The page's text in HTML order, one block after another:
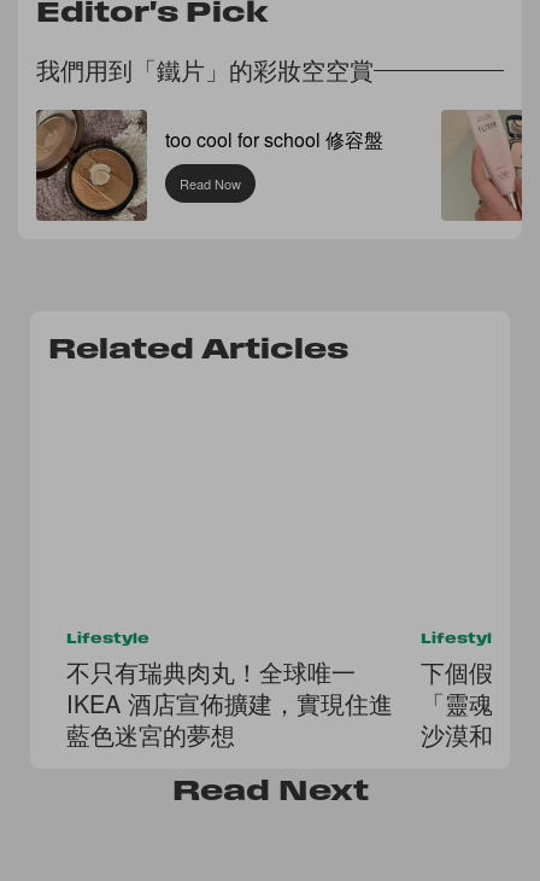
Editor's Pick
我們用到「鐵片」的彩妝空空賞
too cool for school 修容盤
Read Now
Related Articles
Lifestyle
不只有瑞典肉丸！全球唯一
IKEA 酒店宣佈擴建，實現住進
藍色迷宮的夢想
Lifestyle
下個假期
「靈魂排
沙漠和星
Read Next